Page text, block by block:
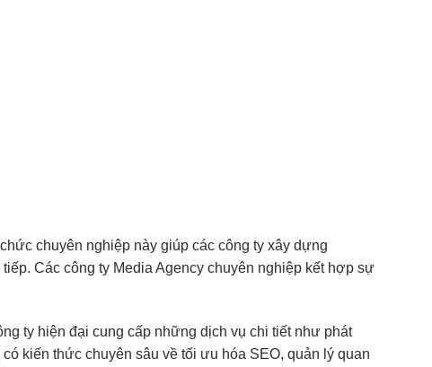
chuyên nghiệp này giúp các công ty xây dựng
Các công ty Media Agency chuyên nghiệp kết hợp sự
ty hiện đại cung cấp những dịch vụ chi tiết như phát
kiến thức chuyên sâu về tối ưu hóa SEO, quản lý quan